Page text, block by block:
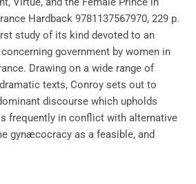
Hardback 9781137567970, 229 p.
study of its kind devoted to an
government by women in
Drawing on a wide range of
texts, Conroy sets out to
discourse which upholds
frequently in conflict with alternative
gynæcocracy as a feasible, and